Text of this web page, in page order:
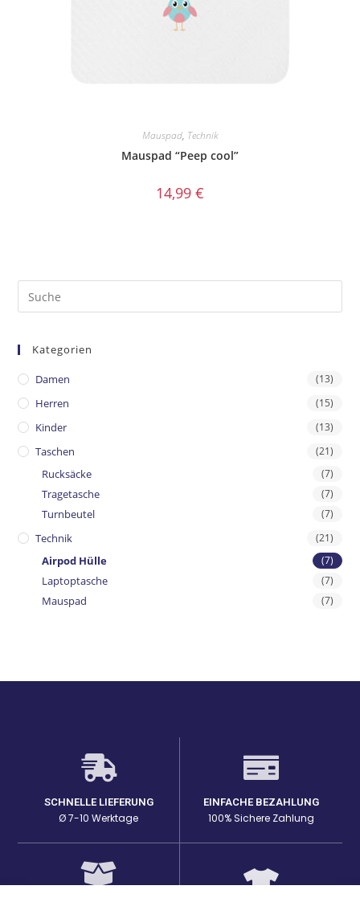
Mauspad, Technik
Mauspad “Peep cool”
14,99 €
Kategorien
Damen (13)
Herren (15)
Kinder (13)
Taschen (21)
Rucksäcke (7)
Tragetasche (7)
Turnbeutel (7)
Technik (21)
Airpod Hülle (7)
Laptoptasche (7)
Mauspad (7)
SCHNELLE LIEFERUNG
Ø 7-10 Werktage
EINFACHE BEZAHLUNG
100% Sichere Zahlung